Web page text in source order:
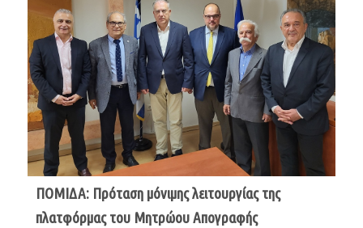
ΠΟΜΙΔΑ: Πρόταση μόνιμης λειτουργίας της
πλατφόρμας του Μητρώου Aπογραφής